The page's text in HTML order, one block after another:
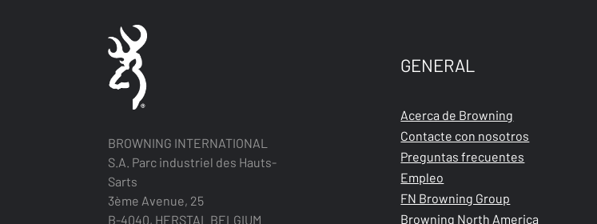
BROWNING INTERNATIONAL
S.A. Parc industriel des Hauts-
Sarts
3ème Avenue, 25
B-4040, HERSTAL BELGIUM
GENERAL
Acerca de Browning
Contacte con nosotros
Preguntas frecuentes
Empleo
FN Browning Group
Browning North America